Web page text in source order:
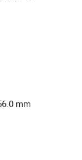
mm